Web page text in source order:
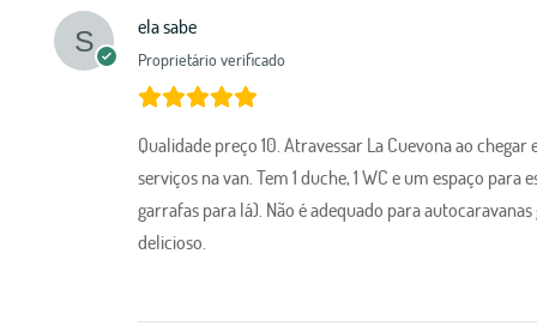
ela sabe
Proprietário verificado
Qualidade preço 10. Atravessar La Cuevona ao
serviços na van. Tem 1 duche, 1 WC e um espaço
garrafas para lá). Não é adequado para
delicioso.